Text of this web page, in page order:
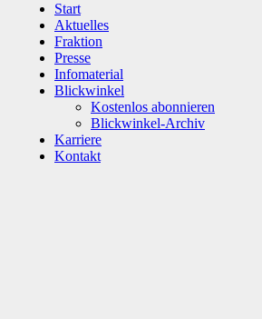
Start
Aktuelles
Fraktion
Presse
Infomaterial
Blickwinkel
Kostenlos abonnieren
Blickwinkel-Archiv
Karriere
Kontakt